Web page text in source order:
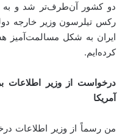
دو کشور آن‌طرف‌تر شد و به
رکس تیلرسون وزیر خارجه
ایران به شکل مسالمت‌آمیز
کرده‌ایم.
درخواست از وزیر اطلاعات
آمریکا
من رسماً از وزیر اطلاعات